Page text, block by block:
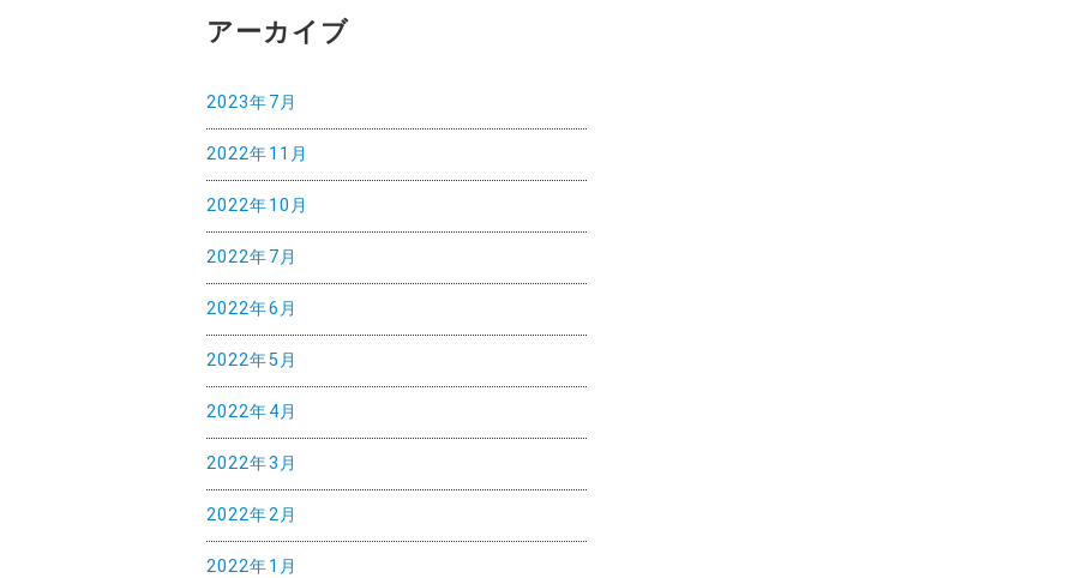
ゲ
シ
ョ
ン
アーカイブ
2023年7月
2022年11月
2022年10月
2022年7月
2022年6月
2022年5月
2022年4月
2022年3月
2022年2月
2022年1月